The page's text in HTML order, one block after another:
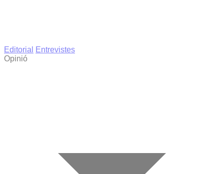
Editorial
Entrevistes
Opinió